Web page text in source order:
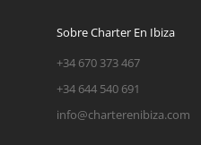
Sobre Charter En Ibiza
+34 670 373 467
+34 644 540 691
info@charterenibiza.com